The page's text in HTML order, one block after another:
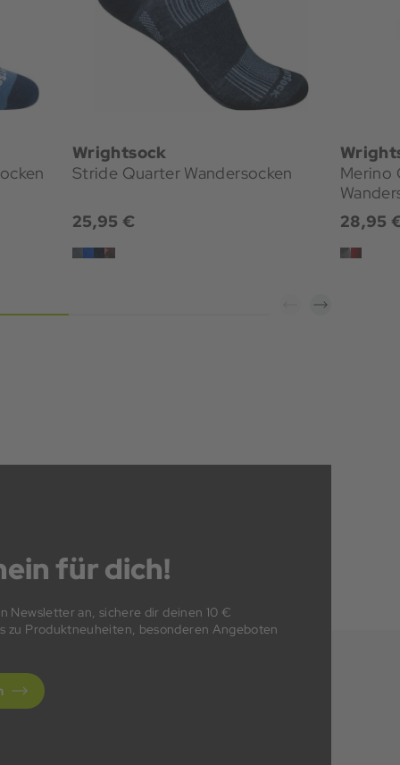
Wrightsock
Stride Quarter Wandersocken
25,95 €
Merino
28,95
für dich!
Newsletter an, sichere dir deinen 10 €
zu Produktneuheiten, besonderen Angeboten